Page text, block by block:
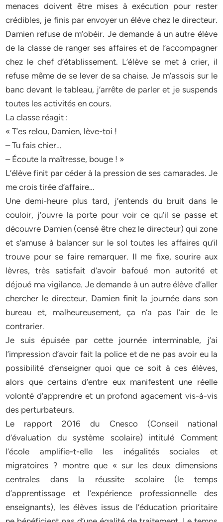
menaces doivent être mises à exécution pour rester
crédibles, je finis par envoyer un élève chez le directeur.
Damien refuse de m’obéir. Je demande à un autre élève
de la classe de ranger ses affaires et de l’accompagner
chez le chef d’établissement. L’élève se met à crier, il
refuse même de se lever de sa chaise. Je m’assois sur le
banc devant le tableau, j’arrête de parler et je suspends
toutes les activités en cours.
La classe réagit :
« T’es relou, Damien, lève-toi !
– Tu fais chier…
– Écoute la maîtresse, bouge ! »
L’élève finit par céder à la pression de ses camarades. Je
me crois tirée d’affaire…
Une demi-heure plus tard, j’entends du bruit dans le
couloir, j’ouvre la porte pour voir ce qu’il se passe et
découvre Damien (censé être chez le directeur) qui zone
et s’amuse à balancer sur le sol toutes les affaires qu’il
trouve pour se faire remarquer. Il me fixe, sourire aux
lèvres, très satisfait d’avoir bafoué mon autorité et
déjoué ma vigilance. Je demande à un autre élève d’aller
chercher le directeur. Damien finit la journée dans son
bureau et, malheureusement, ça n’a pas l’air de le
contrarier.
Je suis épuisée par cette journée interminable, j’ai
l’impression d’avoir fait la police et de ne pas avoir eu la
possibilité d’enseigner quoi que ce soit à ces élèves,
alors que certains d’entre eux manifestent une réelle
volonté d’apprendre et un profond agacement vis-à-vis
des perturbateurs.
Le rapport 2016 du Cnesco (Conseil national
d’évaluation du système scolaire) intitulé Comment
l’école amplifie-t-elle les inégalités sociales et
migratoires ? montre que « sur les deux dimensions
centrales dans la réussite scolaire (le temps
d’apprentissage et l’expérience professionnelle des
enseignants), les élèves issus de l’éducation prioritaire